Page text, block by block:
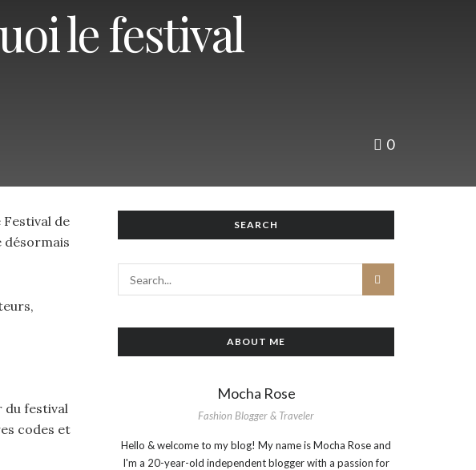
le festival
0
Festival de
désormais
du festival
codes et
SEARCH
ABOUT ME
Mocha Rose
Fashion Blogger & Traveler
Hello & welcome to my blog! My name is Mocha Rose and
I'm a 20-year-old independent blogger with a passion for